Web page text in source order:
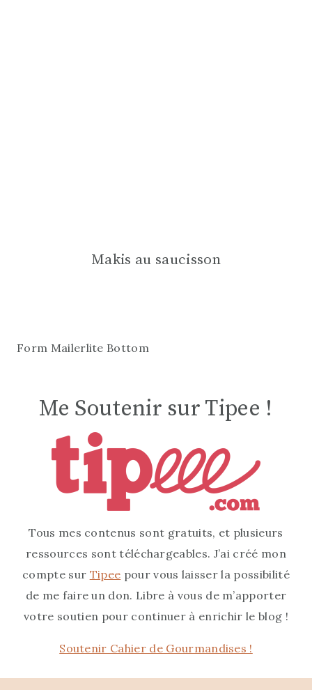
Makis au saucisson
Form Mailerlite Bottom
Me Soutenir sur Tipee !
Tous mes contenus sont gratuits, et plusieurs
ressources sont téléchargeables. J’ai créé mon
compte sur Tipee pour vous laisser la possibilité
de me faire un don. Libre à vous de m’apporter
votre soutien pour continuer à enrichir le blog !
Soutenir Cahier de Gourmandises !